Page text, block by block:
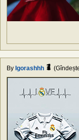
By Igorashhh